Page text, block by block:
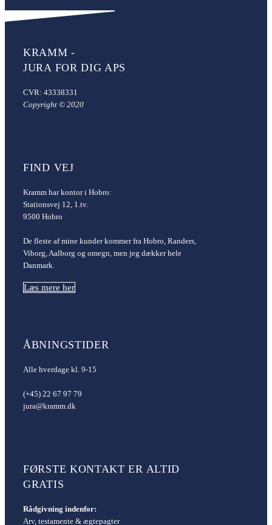
KRAMM -
JURA FOR DIG APS
CVR: 43338331
Copyright © 2020
FIND VEJ
Kramm har kontor i Hobro:
Stationsvej 12, 1.tv.
9500 Hobro
De fleste af mine kunder kommer fra Hobro, Randers,
Viborg, Aalborg og omegn, men jeg dækker hele
Danmark.
Læs mere her
ÅBNINGSTIDER
Alle hverdage kl. 9-15
(+45) 22 67 97 79
jura@kramm.dk
FØRSTE KONTAKT ER ALTID
GRATIS
Rådgivning indenfor:
Arv, testamente & ægtepagter